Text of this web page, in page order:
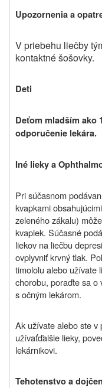
Upozornenia a
V priebehu liečby
kontaktné šošovky.
Deti
Deťom mladším ako
odporučenie lekára.
Iné lieky a
Pri súčasnom
kvapkami
zeleného zákalu)
kvapiek. Súčasné
liekov na liečbu
ovplyvniť krvný tlak.
timololu alebo užívate
chorobu, poraďte sa o
s očným lekárom.
Ak užívatealebo ste v
užívaťďalšie lieky,
lekárnikovi.
Tehotenstvo a